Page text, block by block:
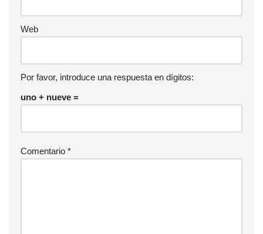
Web
Por favor, introduce una respuesta en dígitos:
uno + nueve =
Comentario *